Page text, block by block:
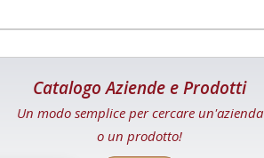
Catalogo Aziende e Prodotti
Un modo semplice per cercare un'azienda
o un prodotto!